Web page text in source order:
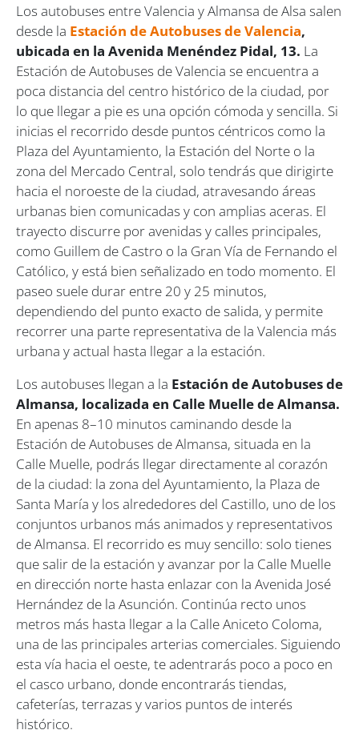
Los autobuses entre Valencia y Almansa de Alsa salen
desde la Estación de Autobuses de Valencia,
ubicada en la Avenida Menéndez Pidal, 13. La
Estación de Autobuses de Valencia se encuentra a
poca distancia del centro histórico de la ciudad, por
lo que llegar a pie es una opción cómoda y sencilla. Si
inicias el recorrido desde puntos céntricos como la
Plaza del Ayuntamiento, la Estación del Norte o la
zona del Mercado Central, solo tendrás que dirigirte
hacia el noroeste de la ciudad, atravesando áreas
urbanas bien comunicadas y con amplias aceras. El
trayecto discurre por avenidas y calles principales,
como Guillem de Castro o la Gran Vía de Fernando el
Católico, y está bien señalizado en todo momento. El
paseo suele durar entre 20 y 25 minutos,
dependiendo del punto exacto de salida, y permite
recorrer una parte representativa de la Valencia más
urbana y actual hasta llegar a la estación.
Los autobuses llegan a la Estación de Autobuses de
Almansa, localizada en Calle Muelle de Almansa.
En apenas 8–10 minutos caminando desde la
Estación de Autobuses de Almansa, situada en la
Calle Muelle, podrás llegar directamente al corazón
de la ciudad: la zona del Ayuntamiento, la Plaza de
Santa María y los alrededores del Castillo, uno de los
conjuntos urbanos más animados y representativos
de Almansa. El recorrido es muy sencillo: solo tienes
que salir de la estación y avanzar por la Calle Muelle
en dirección norte hasta enlazar con la Avenida José
Hernández de la Asunción. Continúa recto unos
metros más hasta llegar a la Calle Aniceto Coloma,
una de las principales arterias comerciales. Siguiendo
esta vía hacia el oeste, te adentrarás poco a poco en
el casco urbano, donde encontrarás tiendas,
cafeterías, terrazas y varios puntos de interés
histórico.